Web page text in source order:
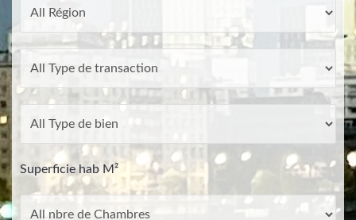
Superficie hab M²